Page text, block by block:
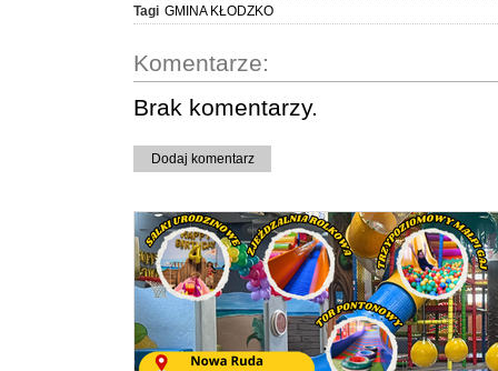
Tagi GMINA KŁODZKO
Komentarze:
Brak komentarzy.
Dodaj komentarz